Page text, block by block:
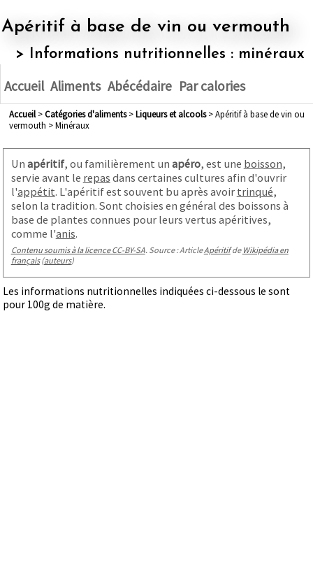
Apéritif à base de vin ou vermouth
> Informations nutritionnelles : minéraux
Accueil Aliments Abécédaire Par calories
Accueil> Catégories d'aliments> liqueurs et alcools> Apéritif à base de vin ou
vermouth > Minéraux
Un apéritif, ou familièrement un apéro, est une boisson,
servie avant le repas dans certaines cultures afin d'ouvrir
l'appétit. L'apéritif est souvent bu après avoir trinqué,
selon la tradition. Sont choisies en général des boissons à
base de plantes connues pour leurs vertus apéritives,
comme l'anis.
Contenu soumis à la licence CC-BY-SA. Source : ArticleApéritifde Wikipédia en
français(auteurs)
Les informations nutritionnelles indiquées ci-dessous le sont
pour 100g de matière.